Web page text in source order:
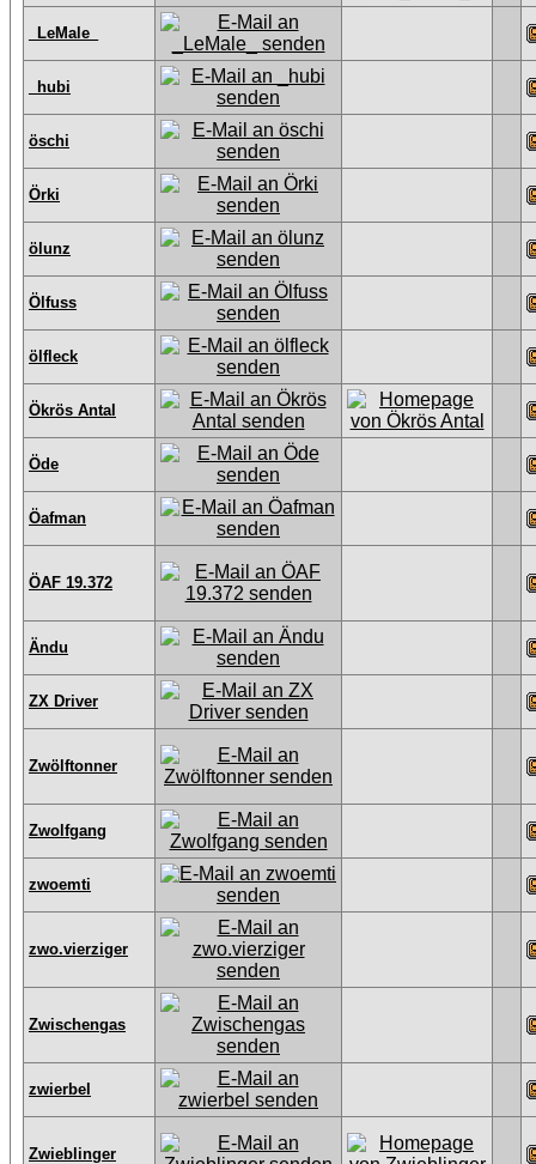
_LeMale_
_hubi
öschi
Örki
ölunz
Ölfuss
ölfleck
Ökrös Antal
Öde
Öafman
ÖAF 19.372
Ändu
ZX Driver
Zwölftonner
Zwolfgang
zwoemti
zwo.vierziger
Zwischengas
zwierbel
Zwieblinger